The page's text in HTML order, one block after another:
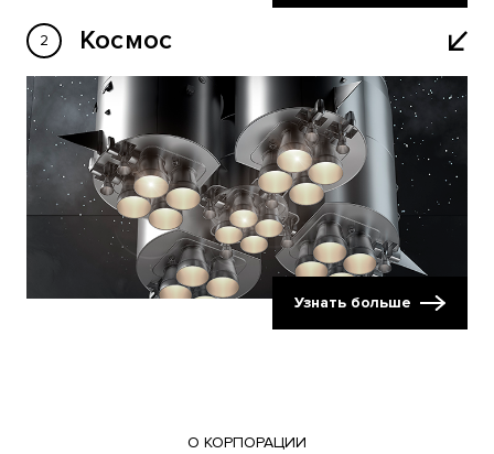
Космос
Узнать больше
О КОРПОРАЦИИ